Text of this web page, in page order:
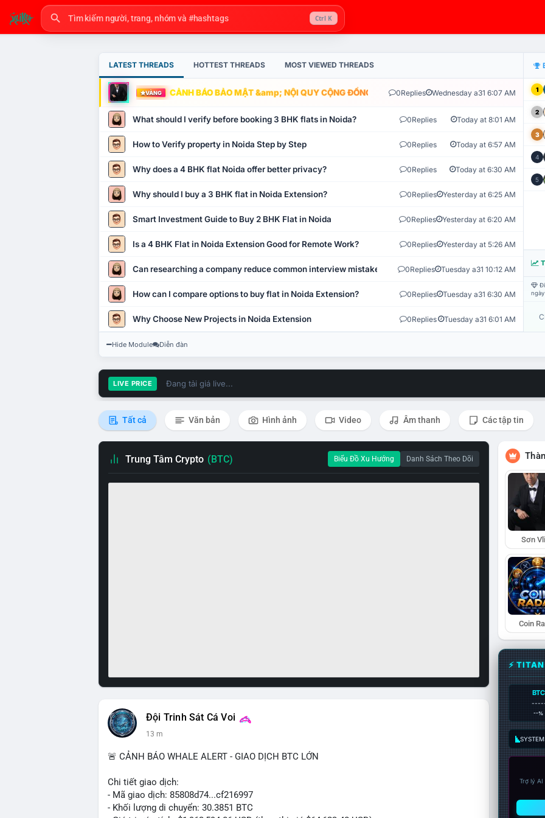
Ctrl K
LATEST THREADS HOTTEST THREADS MOST VIEWED THREADS
VÀNG CẢNH BÁO BẢO MẬT &amp; NỘI QUY CỘNG ĐỒNG VLIKE.VN: HỆ THỐNG GIÁM SÁT TỰ
0Replies Wednesday a31 6:07 AM
What should I verify before booking 3 BHK flats in Noida? 0Replies Today at 8:01 AM
How to Verify property in Noida Step by Step 0Replies Today at 6:57 AM
Why does a 4 BHK flat Noida offer better privacy? 0Replies Today at 6:30 AM
Why should I buy a 3 BHK flat in Noida Extension? 0Replies Yesterday at 6:25 AM
Smart Investment Guide to Buy 2 BHK Flat in Noida 0Replies Yesterday at 6:20 AM
Is a 4 BHK Flat in Noida Extension Good for Remote Work? 0Replies Yesterday at 5:26 AM
Can researching a company reduce common interview mistakes? 0Replies Tuesday a31 10:12 AM
How can I compare options to buy flat in Noida Extension? 0Replies Tuesday a31 6:30 AM
Why Choose New Projects in Noida Extension 0Replies Tuesday a31 6:01 AM
1
2
3
4
5
Hide Module Diễn đàn
LIVE PRICE Đang tải giá live...
Tất cả Văn bản Hình ảnh Video Âm thanh Các tập tin
Trung Tâm Crypto (BTC) Biểu Đồ Xu Hướng Danh Sách Theo Dõi
Đội Trinh Sát Cá Voi
13 m
🚨 CẢNH BÁO WHALE ALERT - GIAO DỊCH BTC LỚN
Chi tiết giao dịch:
- Mã giao dịch: 85808d74...cf216997
- Khối lượng di chuyển: 30.3851 BTC
Sơn
Coin
⚡
BTC
--%
Trợ lý